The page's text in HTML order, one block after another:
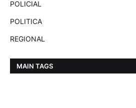
POLICIAL
POLITICA
REGIONAL
MAIN TAGS